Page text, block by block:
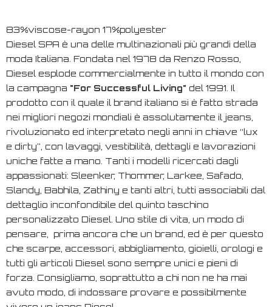
83%viscose-rayon 17%polyester
Diesel SPA è una delle multinazionali più grandi della
moda Italiana. Fondata nel 1978 da Renzo Rosso,
Diesel esplode commercialmente in tutto il mondo con
la campagna "For Successful Living" del 1991. Il
prodotto con il quale il brand italiano si è fatto strada
nei migliori negozi mondiali è assolutamente il jeans,
rivoluzionato ed interpretato negli anni in chiave “lux
e dirty”, con lavaggi, vestibilità, dettagli e lavorazioni
uniche fatte a mano. Tanti i modelli ricercati dagli
appassionati: Sleenker, Thommer, Larkee, Safado,
Slandy, Babhila, Zathiny e tanti altri, tutti associabili dal
dettaglio inconfondibile del quinto taschino
personalizzato Diesel. Uno stile di vita, un modo di
pensare, prima ancora che un brand, ed è per questo
che scarpe, accessori, abbigliamento, gioielli, orologi e
tutti gli articoli Diesel sono sempre unici e pieni di
forza. Consigliamo, soprattutto a chi non ne ha mai
avuto modo, di indossare provare e possibilmente